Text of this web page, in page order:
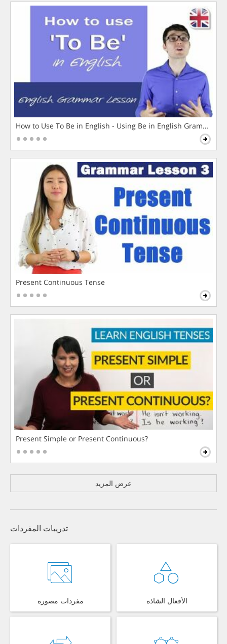
How to Use To Be in English - Using Be in English Grammar
Present Continuous Tense
Present Simple or Present Continuous?
عرض المزيد
تدريبات المفردات
مفردات مصورة الأفعال الشاذة